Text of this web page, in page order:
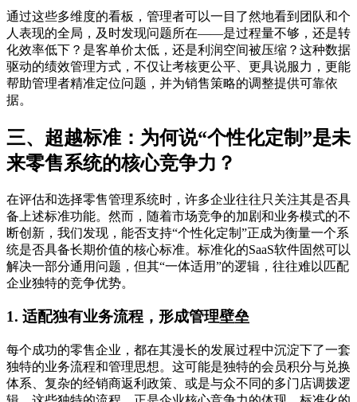
通过这些多维度的看板，管理者可以一目了然地看到团队和个
人表现的全局，及时发现问题所在——是过程量不够，还是转
化效率低下？是客单价太低，还是利润空间被压缩？这种数据
驱动的绩效管理方式，不仅让考核更公平、更具说服力，更能
帮助管理者精准定位问题，并为销售策略的调整提供可靠依
据。
三、超越标准：为何说“个性化定制”是未
来零售系统的核心竞争力？
在评估和选择零售管理系统时，许多企业往往只关注其是否具
备上述标准功能。然而，随着市场竞争的加剧和业务模式的不
断创新，我们发现，能否支持“个性化定制”正成为衡量一个系
统是否具备长期价值的核心标准。标准化的SaaS软件固然可以
解决一部分通用问题，但其“一体适用”的逻辑，往往难以匹配
企业独特的竞争优势。
1. 适配独有业务流程，形成管理壁垒
每个成功的零售企业，都在其漫长的发展过程中沉淀下了一套
独特的业务流程和管理思想。这可能是独特的会员积分与兑换
体系、复杂的经销商返利政策、或是与众不同的多门店调拨逻